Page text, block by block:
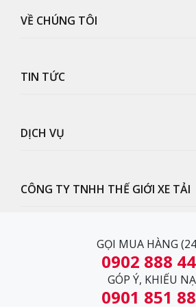
tản nhiệt giúp làm mát động cơ
VỀ CHÚNG TÔI
TIN TỨC
DỊCH VỤ
CÔNG TY TNHH THẾ GIỚI XE TẢI
GỌI MUA HÀNG
0902 888
GÓP Ý, KHIẾU
0901 851